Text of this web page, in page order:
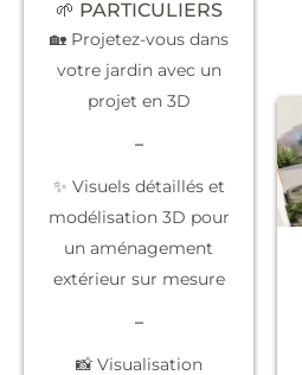
🌱 PARTICULIERS
🏡 Projetez-vous dans
votre jardin avec un
projet en 3D
–
✨ Visuels détaillés et
modélisation 3D pour
un aménagement
extérieur sur mesure
–
📸 Visualisation